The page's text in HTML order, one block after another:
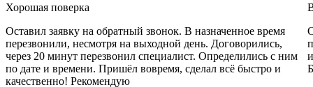
Хорошая поверка
Оставил заявку на обратный звонок. В назначенное время
перезвонили, несмотря на выходной день. Договорились,
через 20 минут перезвонил специалист. Определились с ним
по дате и времени. Пришёл вовремя, сделал всё быстро и
качественно! Рекомендую